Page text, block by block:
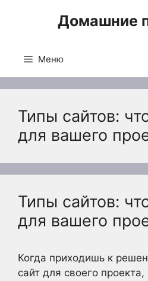
Домашние
Меню
Типы сайтов:
для вашего
Типы сайтов:
для вашего
Когда приходишь к
сайт для своего